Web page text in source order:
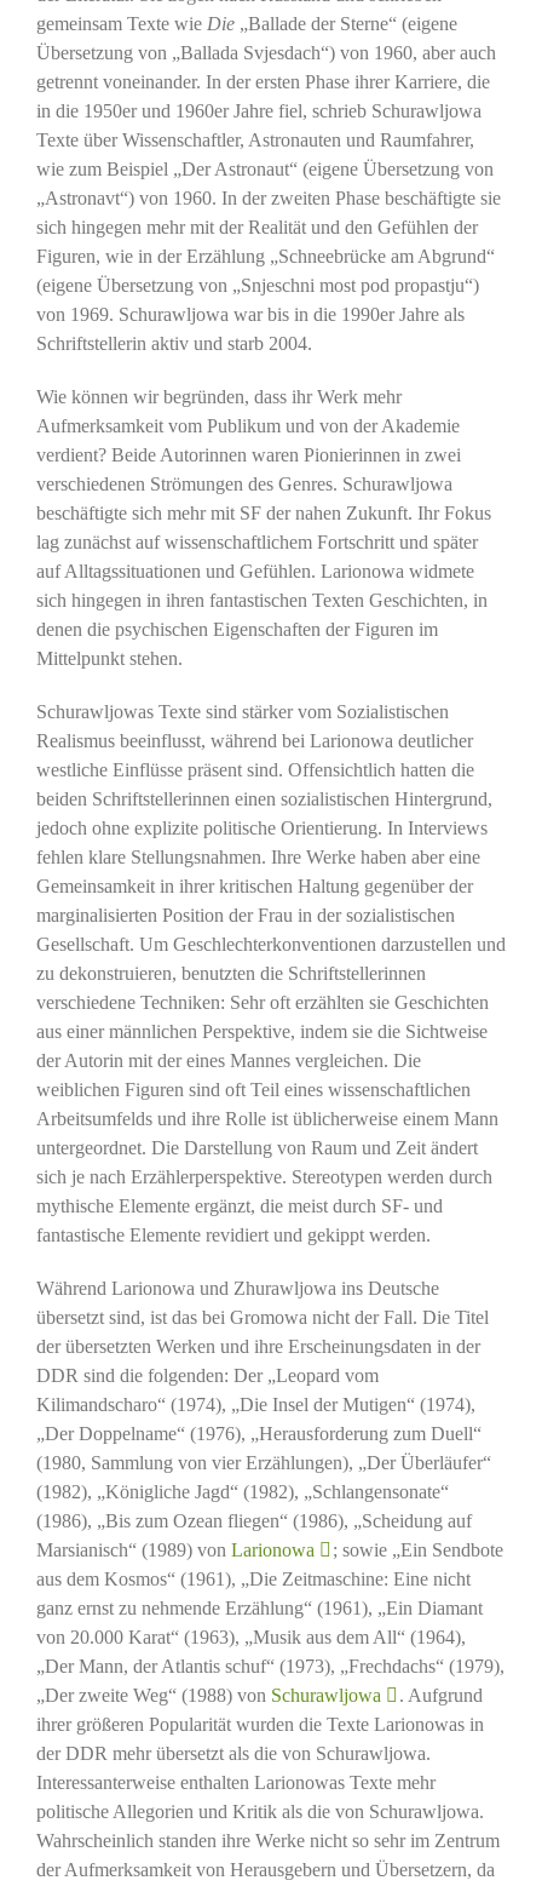
gemeinsam Texte wie Die „Ballade der Sterne“ (eigene
Übersetzung von „Ballada Svjesdach“) von 1960, aber auch
getrennt voneinander. In der ersten Phase ihrer Karriere, die
in die 1950er und 1960er Jahre fiel, schrieb Schurawljowa
Texte über Wissenschaftler, Astronauten und Raumfahrer,
wie zum Beispiel „Der Astronaut“ (eigene Übersetzung von
„Astronavt“) von 1960. In der zweiten Phase beschäftigte sie
sich hingegen mehr mit der Realität und den Gefühlen der
Figuren, wie in der Erzählung „Schneebrücke am Abgrund“
(eigene Übersetzung von „Snjeschni most pod propastju“)
von 1969. Schurawljowa war bis in die 1990er Jahre als
Schriftstellerin aktiv und starb 2004.
Wie können wir begründen, dass ihr Werk mehr
Aufmerksamkeit vom Publikum und von der Akademie
verdient? Beide Autorinnen waren Pionierinnen in zwei
verschiedenen Strömungen des Genres. Schurawljowa
beschäftigte sich mehr mit SF der nahen Zukunft. Ihr Fokus
lag zunächst auf wissenschaftlichem Fortschritt und später
auf Alltagssituationen und Gefühlen. Larionowa widmete
sich hingegen in ihren fantastischen Texten Geschichten, in
denen die psychischen Eigenschaften der Figuren im
Mittelpunkt stehen.
Schurawljowas Texte sind stärker vom Sozialistischen
Realismus beeinflusst, während bei Larionowa deutlicher
westliche Einflüsse präsent sind. Offensichtlich hatten die
beiden Schriftstellerinnen einen sozialistischen Hintergrund,
jedoch ohne explizite politische Orientierung. In Interviews
fehlen klare Stellungsnahmen. Ihre Werke haben aber eine
Gemeinsamkeit in ihrer kritischen Haltung gegenüber der
marginalisierten Position der Frau in der sozialistischen
Gesellschaft. Um Geschlechterkonventionen darzustellen und
zu dekonstruieren, benutzten die Schriftstellerinnen
verschiedene Techniken: Sehr oft erzählten sie Geschichten
aus einer männlichen Perspektive, indem sie die Sichtweise
der Autorin mit der eines Mannes vergleichen. Die
weiblichen Figuren sind oft Teil eines wissenschaftlichen
Arbeitsumfelds und ihre Rolle ist üblicherweise einem Mann
untergeordnet. Die Darstellung von Raum und Zeit ändert
sich je nach Erzählerperspektive. Stereotypen werden durch
mythische Elemente ergänzt, die meist durch SF- und
fantastische Elemente revidiert und gekippt werden.
Während Larionowa und Zhurawljowa ins Deutsche
übersetzt sind, ist das bei Gromowa nicht der Fall. Die Titel
der übersetzten Werken und ihre Erscheinungsdaten in der
DDR sind die folgenden: Der „Leopard vom
Kilimandscharo“ (1974), „Die Insel der Mutigen“ (1974),
„Der Doppelname“ (1976), „Herausforderung zum Duell“
(1980, Sammlung von vier Erzählungen), „Der Überläufer“
(1982), „Königliche Jagd“ (1982), „Schlangensonate“
(1986), „Bis zum Ozean fliegen“ (1986), „Scheidung auf
Marsianisch“ (1989) von Larionowa
; sowie „Ein Sendbote
aus dem Kosmos“ (1961), „Die Zeitmaschine: Eine nicht
ganz ernst zu nehmende Erzählung“ (1961), „Ein Diamant
von 20.000 Karat“ (1963), „Musik aus dem All“ (1964),
„Der Mann, der Atlantis schuf“ (1973), „Frechdachs“ (1979),
„Der zweite Weg“ (1988) von Schurawljowa
. Aufgrund
ihrer größeren Popularität wurden die Texte Larionowas in
der DDR mehr übersetzt als die von Schurawljowa.
Interessanterweise enthalten Larionowas Texte mehr
politische Allegorien und Kritik als die von Schurawljowa.
Wahrscheinlich standen ihre Werke nicht so sehr im Zentrum
der Aufmerksamkeit von Herausgebern und Übersetzern, da